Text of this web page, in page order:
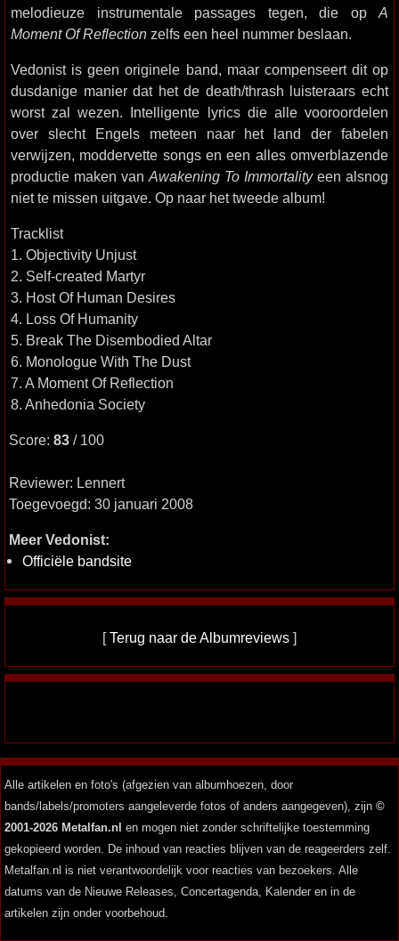
melodieuze instrumentale passages tegen, die op A
Moment Of Reflection zelfs een heel nummer beslaan.
Vedonist is geen originele band, maar compenseert dit op
dusdanige manier dat het de death/thrash luisteraars echt
worst zal wezen. Intelligente lyrics die alle vooroordelen
over slecht Engels meteen naar het land der fabelen
verwijzen, moddervette songs en een alles omverblazende
productie maken van Awakening To Immortalityeen alsnog
niet te missen uitgave. Op naar het tweede album!
Tracklist
1. Objectivity Unjust
2. Self-created Martyr
3. Host Of Human Desires
4. Loss Of Humanity
5. Break The Disembodied Altar
6. Monologue With The Dust
7. A Moment Of Reflection
8. Anhedonia Society
Score: 83 / 100
Reviewer: Lennert
Toegevoegd: 30 januari 2008
Meer Vedonist:
Officiële bandsite
[Terug naar de Albumreviews ]
Alle artikelen en foto's (afgezien van albumhoezen, door
bands/labels/promoters aangeleverde fotos of anders aangegeven), zijn ©
2001-2026 Metalfan.nl en mogen niet zonder schriftelijke toestemming
gekopieerd worden. De inhoud van reacties blijven van de reageerders zelf.
Metalfan.nl is niet verantwoordelijk voor reacties van bezoekers. Alle
datums van de Nieuwe Releases, Concertagenda, Kalender en in de
artikelen zijn onder voorbehoud.